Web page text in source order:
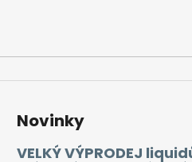
Novinky
VELKÝ VÝPRODEJ